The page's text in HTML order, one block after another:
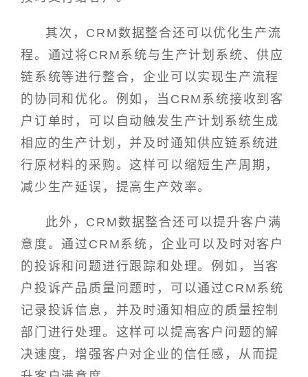
其次，CRM数据整合还可以优化生产流
程。通过将CRM系统与生产计划系统、供应
链系统等进行整合，企业可以实现生产流程
的协同和优化。例如，当CRM系统接收到客
户订单时，可以自动触发生产计划系统生成
相应的生产计划，并及时通知供应链系统进
行原材料的采购。这样可以缩短生产周期，
减少生产延误，提高生产效率。
此外，CRM数据整合还可以提升客户满
意度。通过CRM系统，企业可以及时对客户
的投诉和问题进行跟踪和处理。例如，当客
户投诉产品质量问题时，可以通过CRM系统
记录投诉信息，并及时通知相应的质量控制
部门进行处理。这样可以提高客户问题的解
决速度，增强客户对企业的信任感，从而提